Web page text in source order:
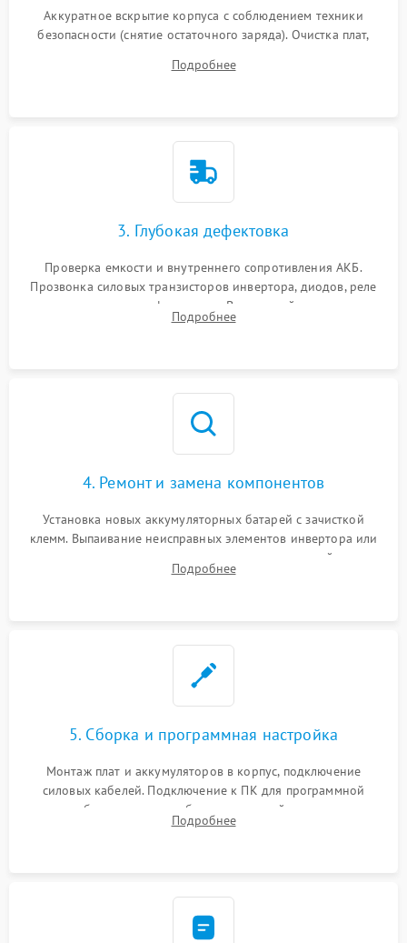
Аккуратное вскрытие корпуса с соблюдением техники
безопасности (снятие остаточного заряда). Очистка плат,
и кистей для предотвращения перегрева и замыканий.
Подробнее
3. Глубокая дефектовка
Проверка емкости и внутреннего сопротивления АКБ.
Прозвонка силовых транзисторов инвертора, диодов, реле
переключения и трансформатора. Визуальный поиск вздутых
конденсаторов и прогаров на печатной плате.
Подробнее
4. Ремонт и замена компонентов
Установка новых аккумуляторных батарей с зачисткой
клемм. Выпаивание неисправных элементов инвертора или
цепи зарядки и монтаж новых радиодеталей.
Восстановление поврежденных токоведущих дорожек и
Подробнее
5. Сборка и программная настройка
Монтаж плат и аккумуляторов в корпус, подключение
силовых кабелей. Подключение к ПК для программной
калибровки констант батареи, настройки порогов
срабатывания AVR и сброса счетчиков старения АКБ.
Подробнее